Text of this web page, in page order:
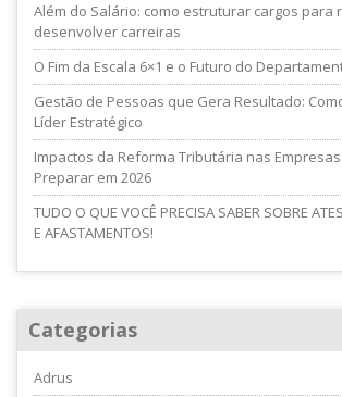
Além do Salário: como estruturar cargos para
desenvolver carreiras
O Fim da Escala 6×1 e o Futuro do
Gestão de Pessoas que Gera Resultado:
Líder Estratégico
Impactos da Reforma Tributária nas
Preparar em 2026
TUDO O QUE VOCÊ PRECISA SABER SOBRE
E AFASTAMENTOS!
Categorias
Adrus